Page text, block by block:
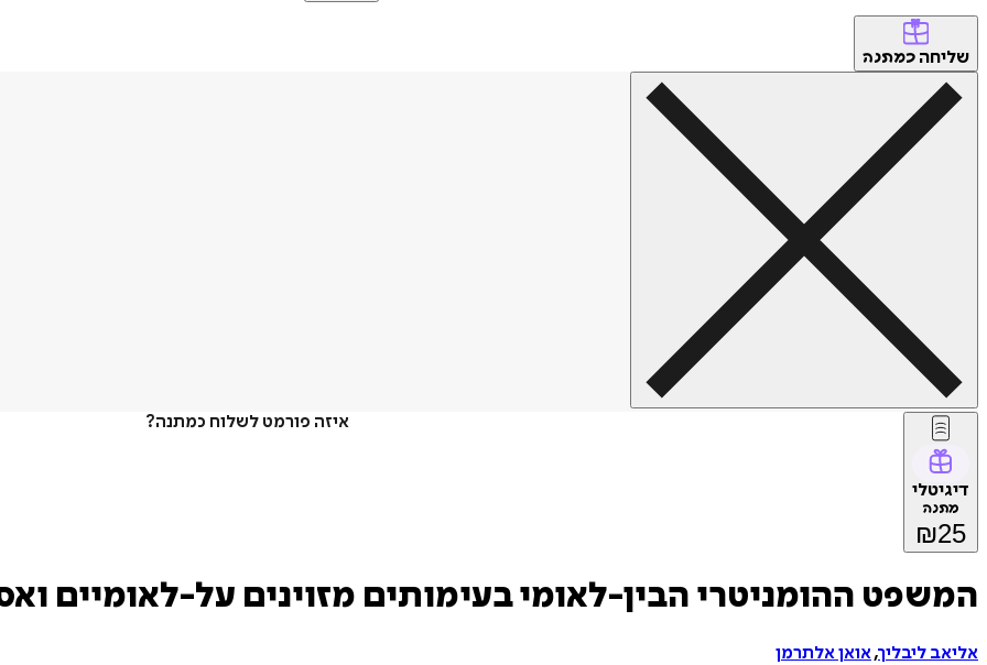
שליחה כמתנה
איזה פורמט לשלוח כמתנה?
דיגיטלי
מתנה
₪25
המשפט ההומניטרי הבין-לאומי בעימותים מזוינים על-לאומיים
אליאב ליבליך,אואן אלתרמן